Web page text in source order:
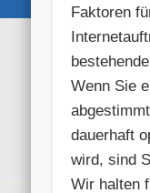
Faktoren
Wenn Sie
dauerhaft
wird, sind
Wir halten